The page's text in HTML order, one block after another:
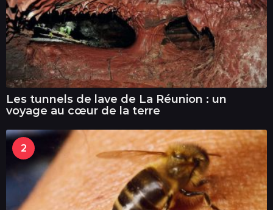
Les tunnels de lave de La Réunion : un
voyage au cœur de la terre
2